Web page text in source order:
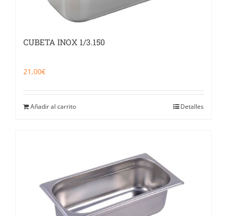
CUBETA INOX 1/3.150
21,00€
Añadir al carrito Detalles